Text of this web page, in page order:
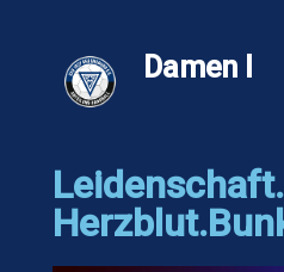
Damen I
Leidenschaft.